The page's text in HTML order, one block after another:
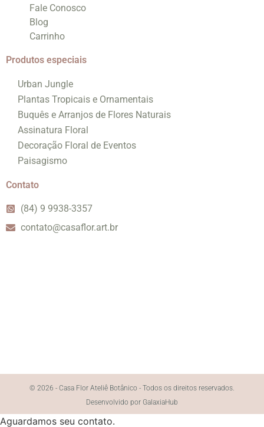
Fale Conosco
Blog
Carrinho
Produtos especiais
Urban Jungle
Plantas Tropicais e Ornamentais
Buquês e Arranjos de Flores Naturais
Assinatura Floral
Decoração Floral de Eventos
Paisagismo
Contato
(84) 9 9938-3357
contato@casaflor.art.br
© 2026 - Casa Flor Ateliê Botânico - Todos os direitos reservados.
Desenvolvido por GalaxiaHub
Aguardamos seu contato.